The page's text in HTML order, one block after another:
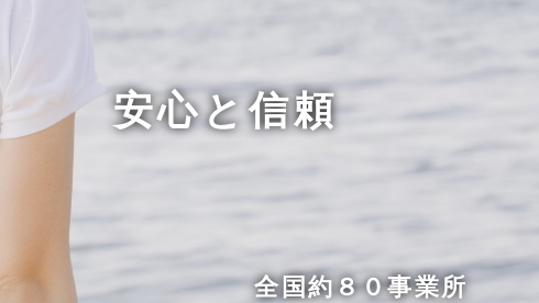
安心と信頼
全国約８０事業所